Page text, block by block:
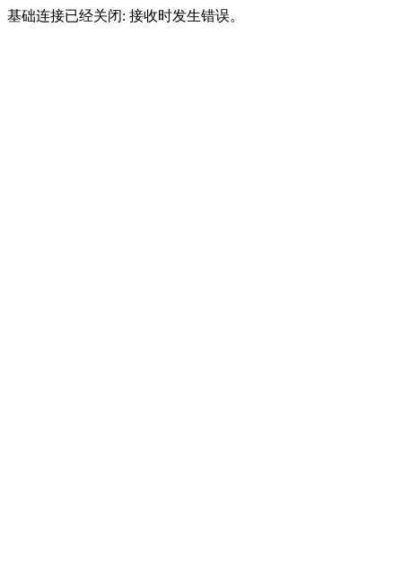
基础连接已经关闭: 接收时发生错误。